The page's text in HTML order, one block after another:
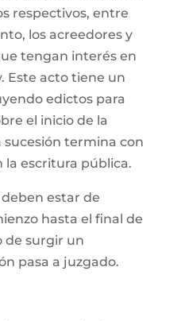
respectivos, entre
los acreedores y
tengan interés en
Este acto tiene un
edictos para
el inicio de la
sucesión termina con
la escritura pública.
estar de
hasta el final de
de surgir un
pasa a juzgado.